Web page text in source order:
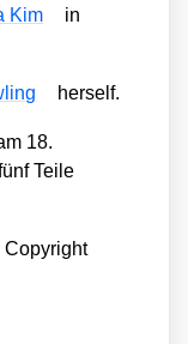
Kim
in
hers­elf.
18.
Tei­le
Copy­right